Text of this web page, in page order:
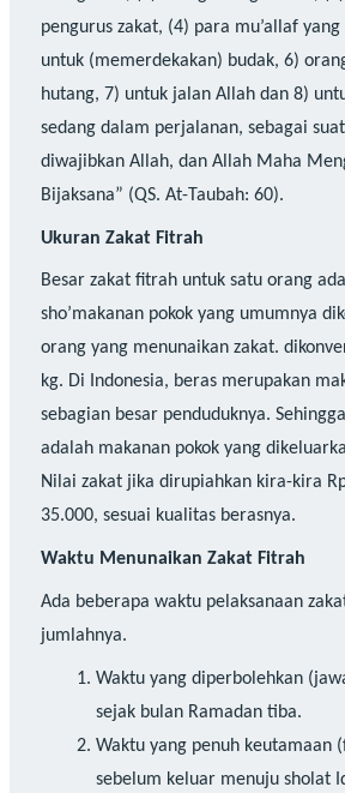
pengurus zakat, (4) para mu’allaf
untuk (memerdekakan) budak, 6)
hutang, 7) untuk jalan Allah dan 8)
sedang dalam perjalanan, sebagai
diwajibkan Allah, dan Allah Maha
Bijaksana” (QS. At-Taubah: 60).
Ukuran Zakat Fitrah
Besar zakat fitrah untuk satu orang
sho’makanan pokok yang umumnya
orang yang menunaikan zakat.
kg. Di Indonesia, beras merupakan
sebagian besar penduduknya.
adalah makanan pokok yang
Nilai zakat jika dirupiahkan kira-kira
35.000, sesuai kualitas berasnya.
Waktu Menunaikan Zakat Fitrah
Ada beberapa waktu pelaksanaan
jumlahnya.
Waktu yang diperbolehkan
sejak bulan Ramadan tiba.
Waktu yang penuh keutamaan
sebelum keluar menuju sholat